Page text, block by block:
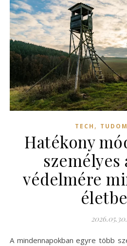
TECH ,
Hatékony
személyes
védelmére
2026.05.30.
A mindennapokban egyre több személyes adatot osztunk